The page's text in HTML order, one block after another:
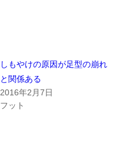
しもやけの原因が足型の崩れ
と関係ある
2016年2月7日
フット